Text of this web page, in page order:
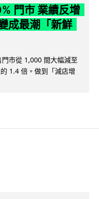
門市 業績反增
成最潮「新鮮
市從 1,000 間大幅減至
1.4 倍。做到「減店增